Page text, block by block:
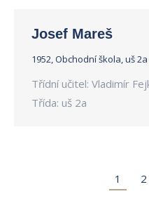
Josef Mareš
1952,Obchodní škola,uš 2a
Třídní učitel: Vladimír
Třída: uš 2a
1 2